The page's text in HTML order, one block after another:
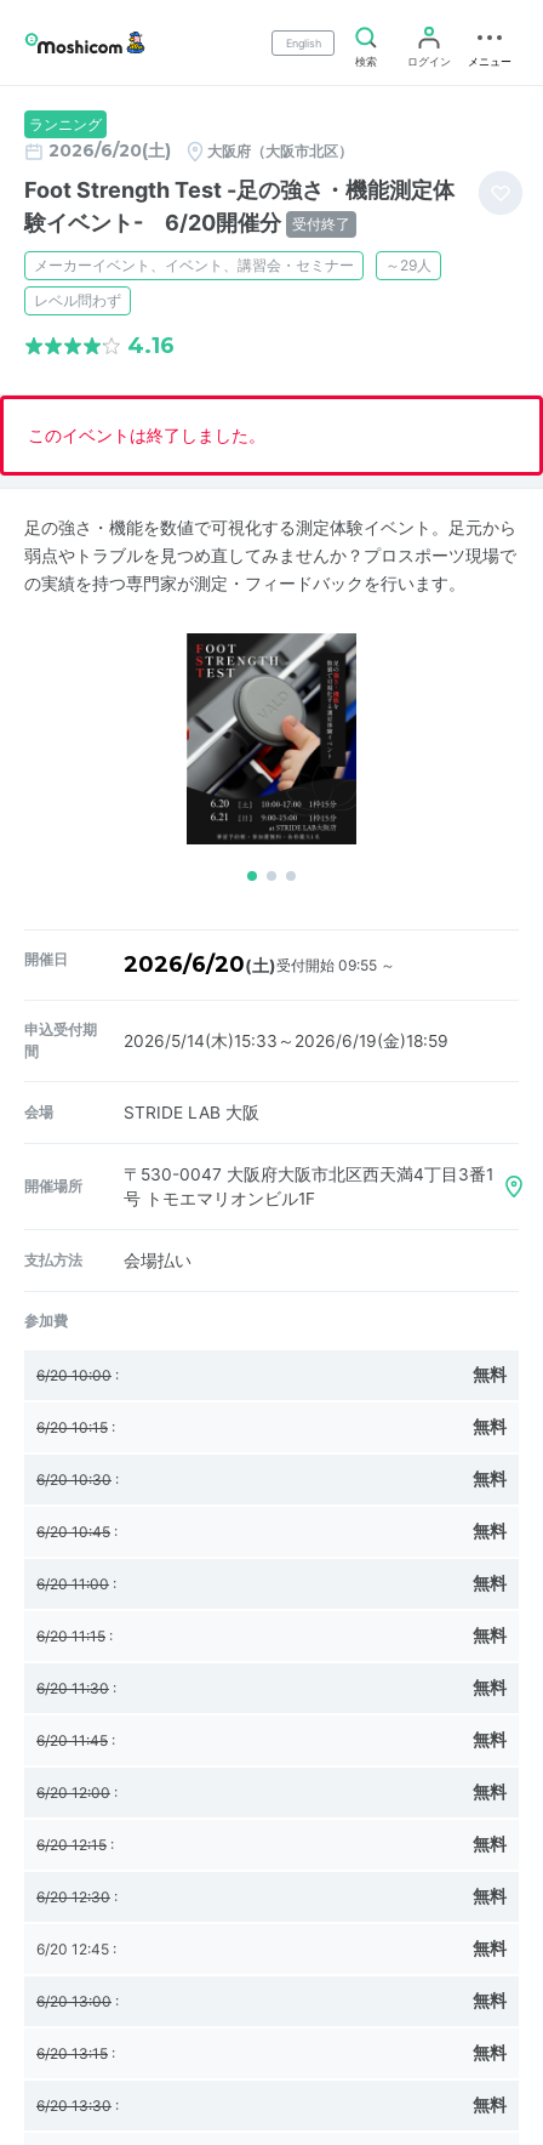
English
検索
ログイン メニュー
ランニング
2026/6/20(土) 大阪府（大阪市北区）
Foot Strength Test -足の強さ・機能測定体
験イベント- 6/20開催分 受付終了
メーカーイベント、イベント、講習会・セミナー
～29人
レベル問わず
4.16
このイベントは終了しました。
足の強さ・機能を数値で可視化する測定体験イベント。足元から
弱点やトラブルを見つめ直してみませんか？プロスポーツ現場で
の実績を持つ専門家が測定・フィードバックを行います。
開催日 2026/6/20(土)受付開始 09:55 ～
申込受付期
間
2026/5/14(木)15:33～2026/6/19(金)18:59
会場 STRIDE LAB 大阪
開催場所
〒530-0047 大阪府大阪市北区西天満4丁目3番1
号 トモエマリオンビル1F
支払方法 会場払い
参加費
6/20 10:00 : 無料
6/20 10:15 : 無料
6/20 10:30 : 無料
6/20 10:45 : 無料
6/20 11:00 : 無料
6/20 11:15 : 無料
6/20 11:30 : 無料
6/20 11:45 : 無料
6/20 12:00 : 無料
6/20 12:15 : 無料
6/20 12:30 : 無料
6/20 12:45 : 無料
6/20 13:00 : 無料
6/20 13:15 : 無料
6/20 13:30 : 無料